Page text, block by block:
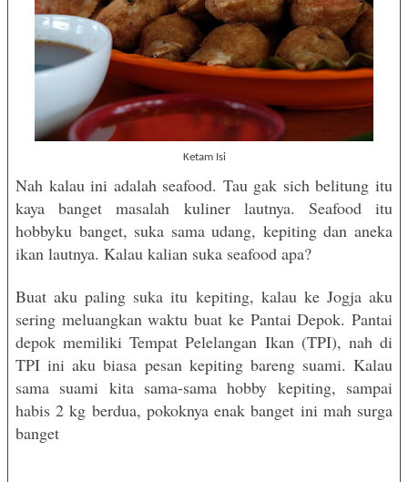
Ketam Isi
Nah kalau ini adalah seafood. Tau gak sich belitung itu
kaya banget masalah kuliner lautnya. Seafood itu
hobbyku banget, suka sama udang, kepiting dan aneka
ikan lautnya. Kalau kalian suka seafood apa?
Buat aku paling suka itu kepiting, kalau ke Jogja aku
sering meluangkan waktu buat ke Pantai Depok. Pantai
depok memiliki Tempat Pelelangan Ikan (TPI), nah di
TPI ini aku biasa pesan kepiting bareng suami. Kalau
sama suami kita sama-sama hobby kepiting, sampai
habis 2 kg berdua, pokoknya enak banget ini mah surga
banget